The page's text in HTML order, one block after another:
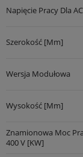
Napięcie Pracy Dla
Szerokość [mm]
Wersja Modułowa
Wysokość [mm]
Znamionowa Moc
400 V [kW]